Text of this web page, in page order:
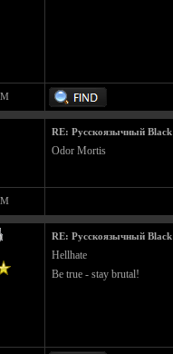
RE: Русскоязычный Black
Odor Mortis
RE: Русскоязычный Black
Hellhate
Be true - stay brutal!